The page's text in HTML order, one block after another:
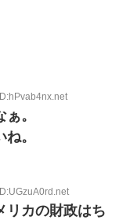
。
。
リカの財政はち